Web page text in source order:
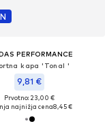
PERFORMANCE
kapa 'Tonal '
9,81 €
Prvotno: 23,00 €
najnižja cena8,45 €